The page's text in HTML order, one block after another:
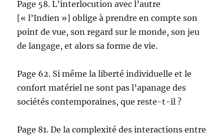
Page 58. L’interlocution avec l’autre
[« l’Indien »] oblige à prendre en compte son
point de vue, son regard sur le monde, son jeu
de langage, et alors sa forme de vie.
Page 62. Si même la liberté individuelle et le
confort matériel ne sont pas l’apanage des
sociétés contemporaines, que reste-t-il ?
Page 81. De la complexité des interactions entre